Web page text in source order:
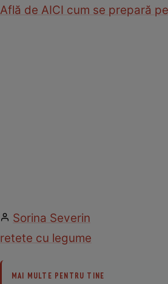
Află de AICI cum se prepară
Sorina Severin
retete cu legume
MAI MULTE PENTRU TINE